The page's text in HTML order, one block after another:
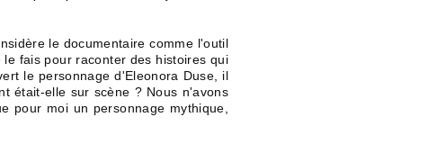
le documentaire comme l'outil
fais pour raconter des histoires qui
le personnage d'Eleonora Duse, il
était-elle sur scène ? Nous n'avons
pour moi un personnage mythique,